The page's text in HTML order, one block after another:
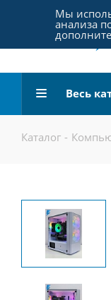
Весь
Каталог -
Мы
анализа